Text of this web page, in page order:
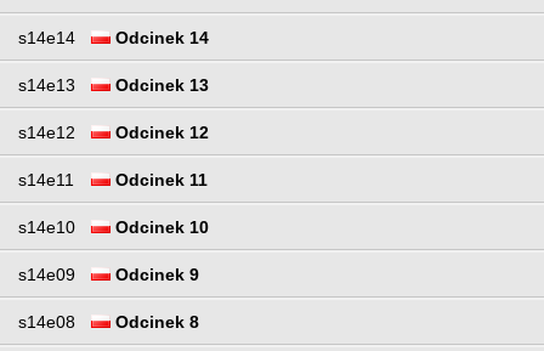
s14e14 Odcinek 14
s14e13 Odcinek 13
s14e12 Odcinek 12
s14e11 Odcinek 11
s14e10 Odcinek 10
s14e09 Odcinek 9
s14e08 Odcinek 8